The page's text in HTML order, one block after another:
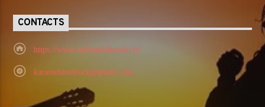
CONTACTS
https://www.melimelzikradio.fr/
karamelimelrock@gmail.com